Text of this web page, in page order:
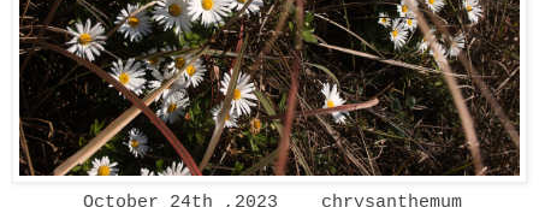
October 24th ,2023 chrysanthemum